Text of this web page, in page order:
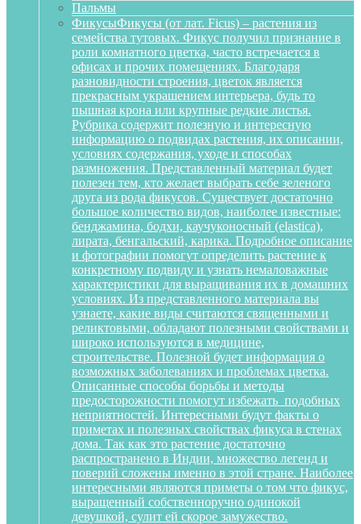
Пальмы
ФикусыФикусы (от лат. Ficus) – растения из
семейства тутовых. Фикус получил признание в
роли комнатного цветка, часто встречается в
офисах и прочих помещениях. Благодаря
разновидности строения, цветок является
прекрасным украшением интерьера, будь то
пышная крона или крупные редкие листья.
Рубрика содержит полезную и интересную
информацию о подвидах растения, их описании,
условиях содержания, уходе и способах
размножения. Представленный материал будет
полезен тем, кто желает выбрать себе зеленого
друга из рода фикусов. Существует достаточно
большое количество видов, наиболее известные:
бенджамина, бодхи, каучуконосный (elastica),
лирата, бенгальский, карика. Подробное описание
и фотографии помогут определить растение к
конкретному подвиду и узнать немаловажные
характеристики для выращивания их в домашних
условиях. Из представленного материала вы
узнаете, какие виды считаются священными и
реликтовыми, обладают полезными свойствами и
широко используются в медицине,
строительстве. Полезной будет информация о
возможных заболеваниях и проблемах цветка.
Описанные способы борьбы и методы
предосторожности помогут избежать подобных
неприятностей. Интересными будут факты о
приметах и полезных свойствах фикуса в стенах
дома. Так как это растение достаточно
распространено в Индии, множество легенд и
поверий сложены именно в этой стране. Наиболее
интересными являются приметы о том что фикус,
выращенный собственноручно одинокой
девушкой, сулит ей скорое замужество.